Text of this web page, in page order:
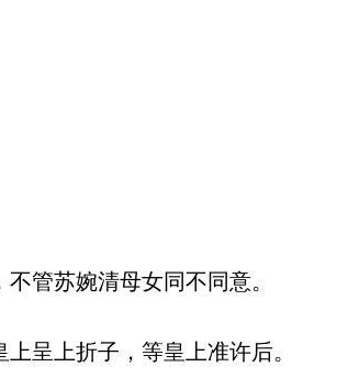
管苏婉清母女同不同意。
呈上折子，等皇上准许后。